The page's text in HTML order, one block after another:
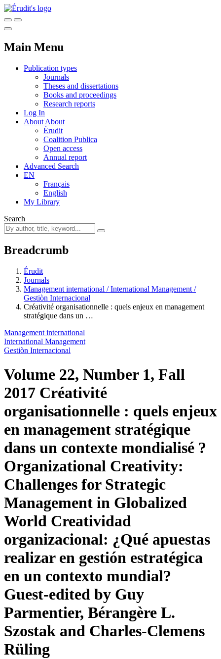
Main Menu
Publication types
Journals
Theses and dissertations
Books and proceedings
Research reports
Log In
About About
Érudit
Coalition Publica
Open access
Annual report
Advanced Search
EN
Français
English
My Library
Search
Breadcrumb
Érudit
Journals
Management international / International Management /
Gestiòn Internacional
Créativité organisationnelle : quels enjeux en management
stratégique dans un …
Management international
International Management
Gestiòn Internacional
Volume 22, Number 1, Fall
2017 Créativité
organisationnelle : quels enjeux
en management stratégique
dans un contexte mondialisé ?
Organizational Creativity:
Challenges for Strategic
Management in Globalized
World Creatividad
organizacional: ¿Qué apuestas
realizar en gestión estratégica
en un contexto mundial?
Guest-edited by Guy
Parmentier, Bérangère L.
Szostak and Charles-Clemens
Rüling